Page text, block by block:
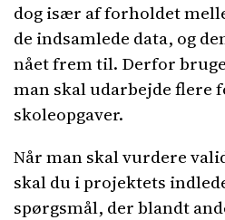
dog især af forholdet
de indsamlede data, og
nået frem til. Derfor
man skal udarbejde flere
skoleopgaver.
Når man skal vurdere
skal du i projektets
spørgsmål, der blandt